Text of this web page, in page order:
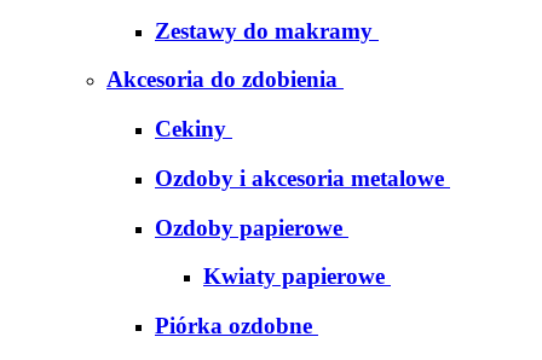
Zestawy do makramy
Akcesoria do zdobienia
Cekiny
Ozdoby i akcesoria metalowe
Ozdoby papierowe
Kwiaty papierowe
Piórka ozdobne